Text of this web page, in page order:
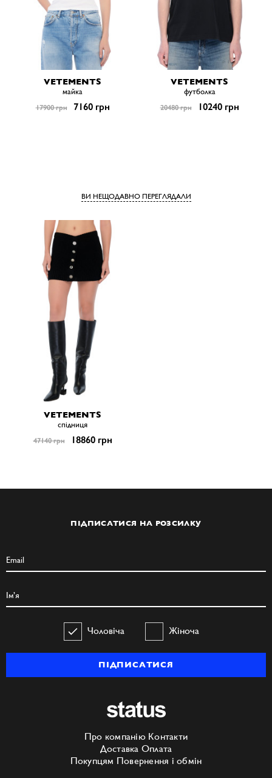
VETEMENTS
майка
17900 грн 7160 грн
VETEMENTS
футболка
20480 грн 10240 грн
ВИ НЕЩОДАВНО ПЕРЕГЛЯДАЛИ
VETEMENTS
спiдниця
47140 грн 18860 грн
ПІДПИСАТИСЯ НА РОЗСИЛКУ
Чоловіча Жіноча
ПІДПИСАТИСЯ
Про компанію Контакти
Доставка Оплата
Покупцям Повернення і обмін